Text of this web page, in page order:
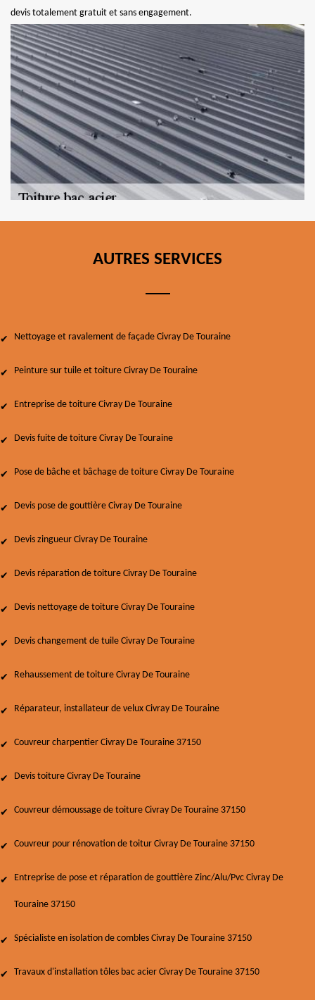
devis totalement gratuit et sans engagement.
AUTRES SERVICES
Nettoyage et ravalement de façade Civray De Touraine
Peinture sur tuile et toiture Civray De Touraine
Entreprise de toiture Civray De Touraine
Devis fuite de toiture Civray De Touraine
Pose de bâche et bâchage de toiture Civray De Touraine
Devis pose de gouttière Civray De Touraine
Devis zingueur Civray De Touraine
Devis réparation de toiture Civray De Touraine
Devis nettoyage de toiture Civray De Touraine
Devis changement de tuile Civray De Touraine
Rehaussement de toiture Civray De Touraine
Réparateur, installateur de velux Civray De Touraine
Couvreur charpentier Civray De Touraine 37150
Devis toiture Civray De Touraine
Couvreur démoussage de toiture Civray De Touraine 37150
Couvreur pour rénovation de toitur Civray De Touraine 37150
Entreprise de pose et réparation de gouttière Zinc/Alu/Pvc Civray De
Touraine 37150
Spécialiste en isolation de combles Civray De Touraine 37150
Travaux d'installation tôles bac acier Civray De Touraine 37150